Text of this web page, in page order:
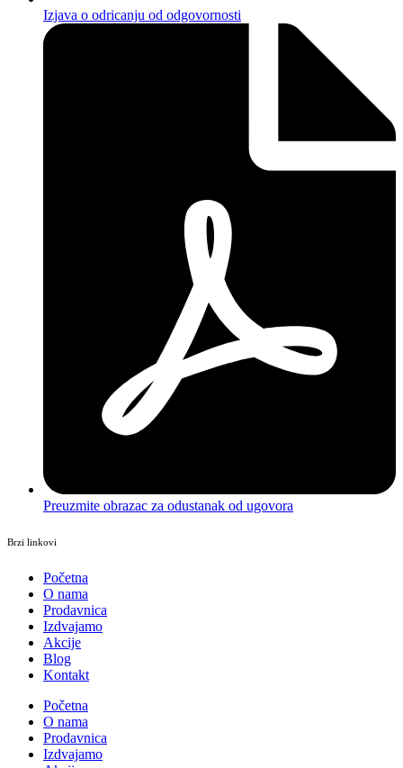
Izjava o odricanju od odgovornosti
Preuzmite obrazac za odustanak od ugovora
Brzi linkovi
Početna
O nama
Prodavnica
Izdvajamo
Akcije
Blog
Kontakt
Početna
O nama
Prodavnica
Izdvajamo